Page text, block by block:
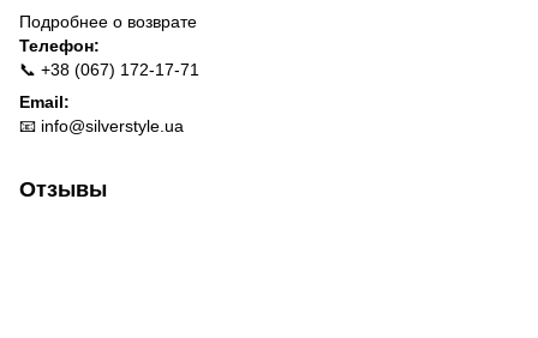
Подробнее о возврате
Телефон:
📞 +38 (067) 172-17-71
Email:
📧 info@silverstyle.ua
Отзывы